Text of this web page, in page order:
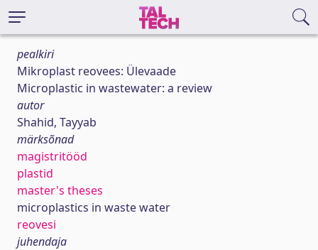
pealkiri
Mikroplast reovees: Ülevaade
Microplastic in wastewater: a review
autor
Shahid, Tayyab
märksõnad
magistritööd
plastid
master's theses
microplastics in waste water
reovesi
juhendaja